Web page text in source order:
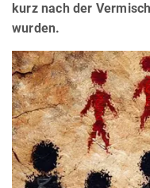
kurz nach der
wurden.